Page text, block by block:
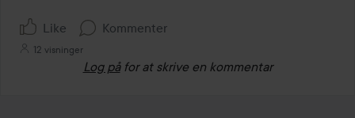
Like Kommenter
12 visninger
Log på for at skrive en kommentar